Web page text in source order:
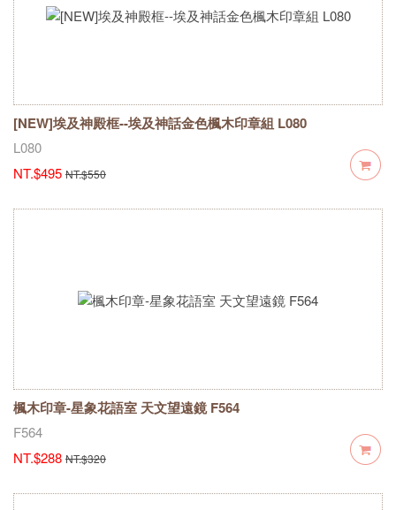
[NEW]埃及神殿框--埃及神話金色楓木印章組 L080
L080
NT.$495 NT.$550
楓木印章-星象花語室 天文望遠鏡 F564
F564
NT.$288 NT.$320